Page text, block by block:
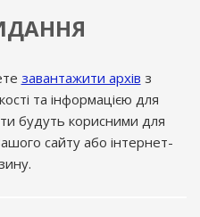
завантажити архів з
та інформацією для
будуть корисними для
сайту або інтернет-